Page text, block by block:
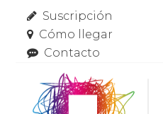
Suscripción
Cómo llegar
Contacto